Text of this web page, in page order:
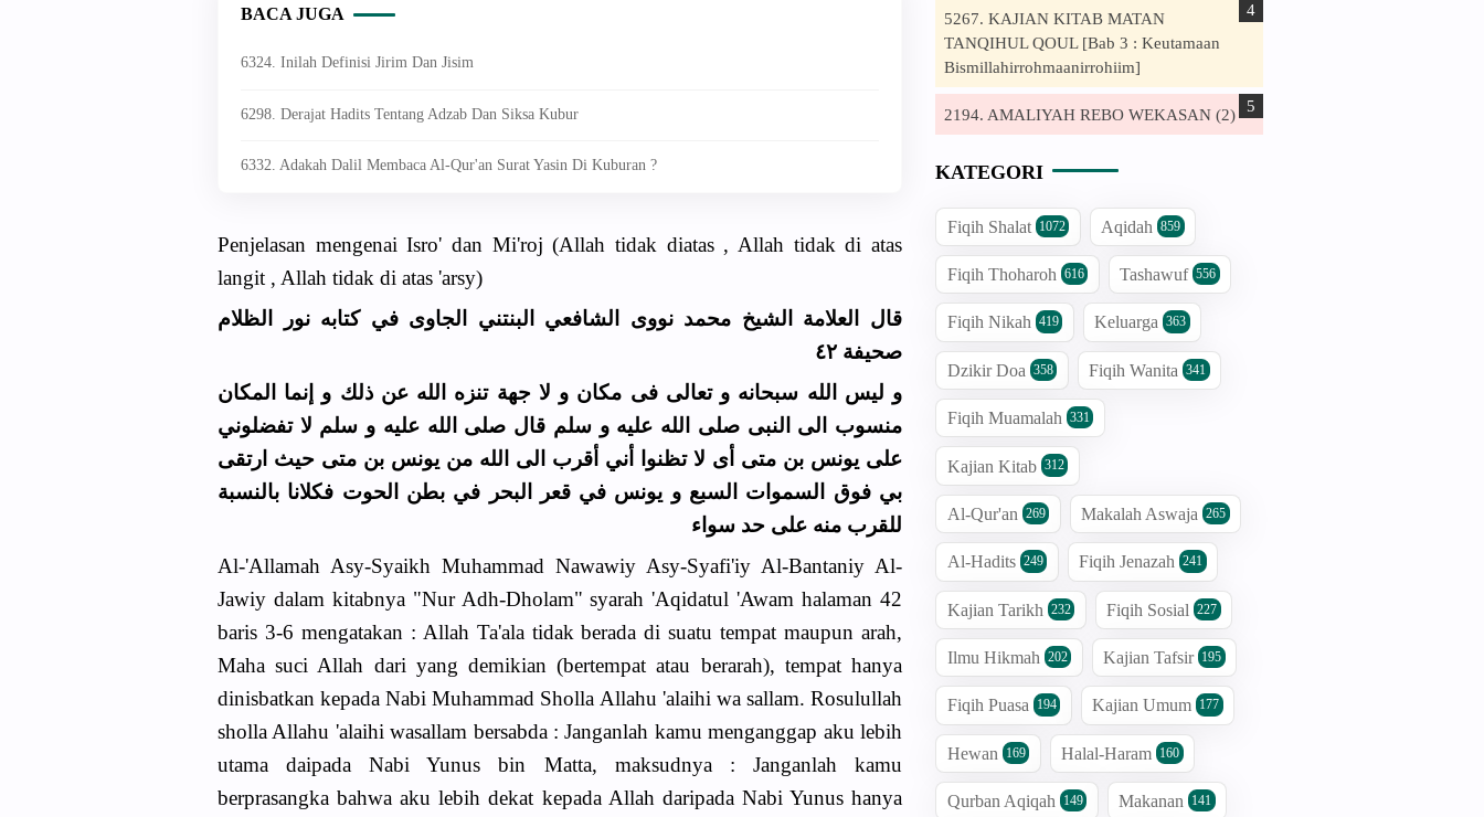
BACA JUGA
6324. Inilah Definisi Jirim Dan Jisim
6298. Derajat Hadits Tentang Adzab Dan Siksa Kubur
6332. Adakah Dalil Membaca Al-Qur'an Surat Yasin Di Kuburan ?
Penjelasan mengenai Isro' dan Mi'roj (Allah tidak diatas , Allah tidak di atas
langit , Allah tidak di atas 'arsy)
قال العلامة الشيخ محمد نووى الشافعي البنتني الجاوى في كتابه نور الظلام
صحيفة ٤٢
و ليس الله سبحانه و تعالى فى مكان و لا جهة تنزه الله عن ذلك و إنما المكان
منسوب الى النبى صلى الله عليه و سلم قال صلى الله عليه و سلم لا تفضلوني
على يونس بن متى أى لا تظنوا أني أقرب الى الله من يونس بن متى حيث ارتقى
بي فوق السموات السبع و يونس في قعر البحر في بطن الحوت فكلانا بالنسبة
للقرب منه على حد سواء
Al-'Allamah Asy-Syaikh Muhammad Nawawiy Asy-Syafi'iy Al-Bantaniy Al-
Jawiy dalam kitabnya "Nur Adh-Dholam" syarah 'Aqidatul 'Awam halaman 42
baris 3-6 mengatakan : Allah Ta'ala tidak berada di suatu tempat maupun arah,
Maha suci Allah dari yang demikian (bertempat atau berarah), tempat hanya
dinisbatkan kepada Nabi Muhammad Sholla Allahu 'alaihi wa sallam. Rosulullah
sholla Allahu 'alaihi wasallam bersabda : Janganlah kamu menganggap aku lebih
utama daipada Nabi Yunus bin Matta, maksudnya : Janganlah kamu
berprasangka bahwa aku lebih dekat kepada Allah daripada Nabi Yunus hanya
5267. KAJIAN KITAB MATAN
TANQIHUL QOUL [Bab 3 : Keutamaan
Bismillahirrohmaanirrohiim]
2194. AMALIYAH REBO WEKASAN (2)
KATEGORI
Fiqih Shalat 1072 Aqidah 859
Fiqih Thoharoh 616 Tashawuf 556
Fiqih Nikah 419 Keluarga 363
Dzikir Doa 358 Fiqih Wanita 341
Fiqih Muamalah 331
Kajian Kitab 312
Al-Qur'an 269 Makalah Aswaja 265
Al-Hadits 249 Fiqih Jenazah 241
Kajian Tarikh 232 Fiqih Sosial 227
Ilmu Hikmah 202 Kajian Tafsir 195
Fiqih Puasa 194 Kajian Umum 177
Hewan 169 Halal-Haram 160
Qurban Aqiqah 149 Makanan 141